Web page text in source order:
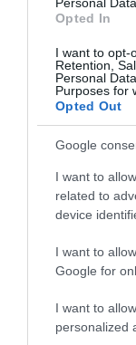
Opted In
I want to opt-
Retention,
Personal
Purposes for
Opted Out
Google
I want to
related to
device
I want to
Google for
I want to
personalized